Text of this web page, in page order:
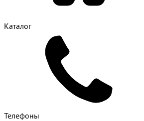
Каталог
Телефоны